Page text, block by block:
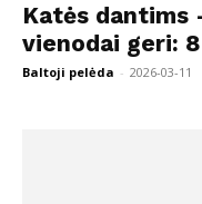
Katės dantims
vienodai geri:
Baltoji pelėda - 2026-03-11